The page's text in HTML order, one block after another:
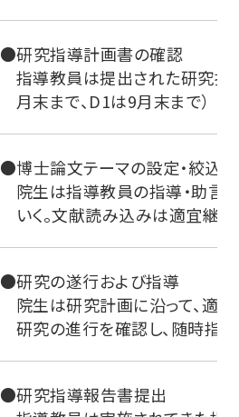
●研究指導計画書の確認
指導教員は提出された研究指
月末まで、D1は9月末まで）
●博士論文テーマの設定・絞込み
院生は指導教員の指導・助言
いく。文献読み込みは適宜継続
●研究の遂行および指導
院生は研究計画に沿って、適
研究の進行を確認し、随時指導
●研究指導報告書提出